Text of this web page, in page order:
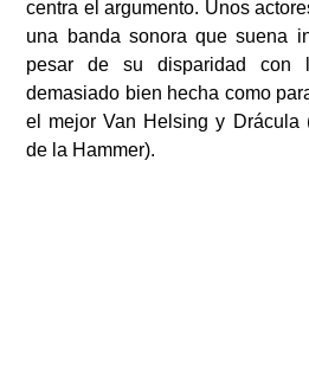
centra el argumento. Unos
una banda sonora que suena
pesar de su disparidad con
demasiado bien hecha como
el mejor Van Helsing y Drácula
de la Hammer).